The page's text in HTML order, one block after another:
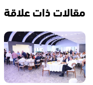
مقالات ذات علاقة